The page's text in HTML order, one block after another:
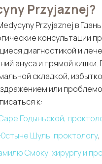
Przyjaznej?
Przyjaznej в
консультации
диагностикой и
ануса и прямой кишки.
складкой,
или
к:
Годыньской,
Шуль, проктологу,
Смоку, хирургу и